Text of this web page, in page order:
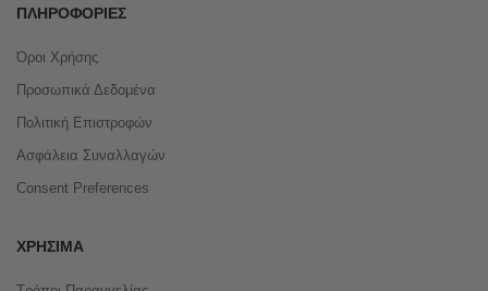
ΠΛΗΡΟΦΟΡΊΕΣ
Όροι Χρήσης
Προσωπικά Δεδομένα
Πολιτική Επιστροφών
Ασφάλεια Συναλλαγών
Consent Preferences
ΧΡΉΣΙΜΑ